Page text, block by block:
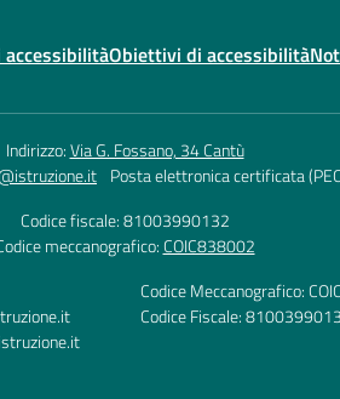
accessibilitàObiettivi di accessibilità
Indirizzo:Via G. Fossano, 34 Cantù
Posta elettronica certificata
Codice fiscale: 81003990132
meccanografico:COIC838002
Codice Meccanografico:
Codice Fiscale: